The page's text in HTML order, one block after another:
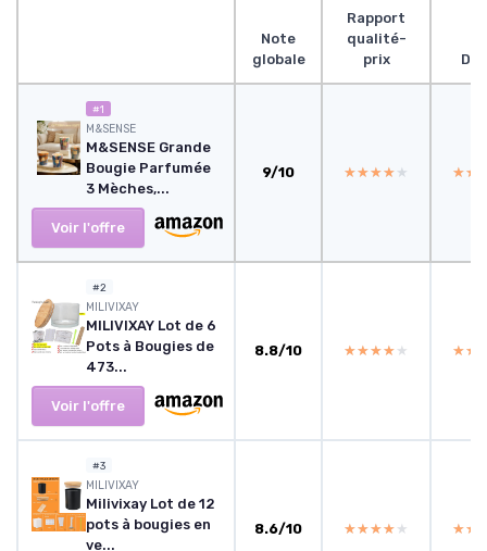
Note
globale
Rapport
qualité-
prix
#1
M&SENSE
M&SENSE Grande
Bougie Parfumée
3 Mèches,...
Voir l'offre
9/10 ★★★★★
★★★★★
#2
MILIVIXAY
MILIVIXAY Lot de 6
Pots à Bougies de
473...
Voir l'offre
8.8/10 ★★★★★
★★★★★
#3
MILIVIXAY
Milivixay Lot de 12
pots à bougies en
ve...
8.6/10 ★★★★★
★★★★★